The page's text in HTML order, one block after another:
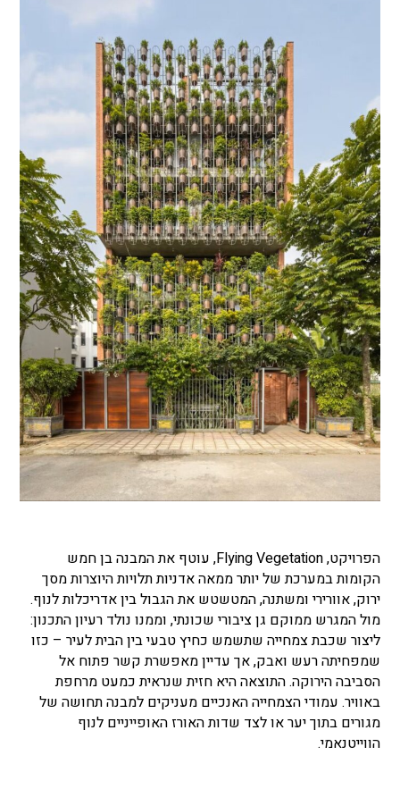
הפרויקט, Flying Vegetation, עוטף את המבנה בן חמש
הקומות במערכת של יותר ממאה אדניות תלויות היוצרות מסך
ירוק, אוורירי ומשתנה, המטשטש את הגבול בין אדריכלות לנוף.
מול המגרש ממוקם גן ציבורי שכונתי, וממנו נולד רעיון התכנון:
ליצור שכבת צמחייה שתשמש כחיץ טבעי בין הבית לעיר – כזו
שמפחיתה רעש ואבק, אך עדיין מאפשרת קשר פתוח אל
הסביבה הירוקה. התוצאה היא חזית שנראית כמעט מרחפת
באוויר. עמודי הצמחייה האנכיים מעניקים למבנה תחושה של
מגורים בתוך יער או לצד שדות האורז האופייניים לנוף
הווייטנאמי.